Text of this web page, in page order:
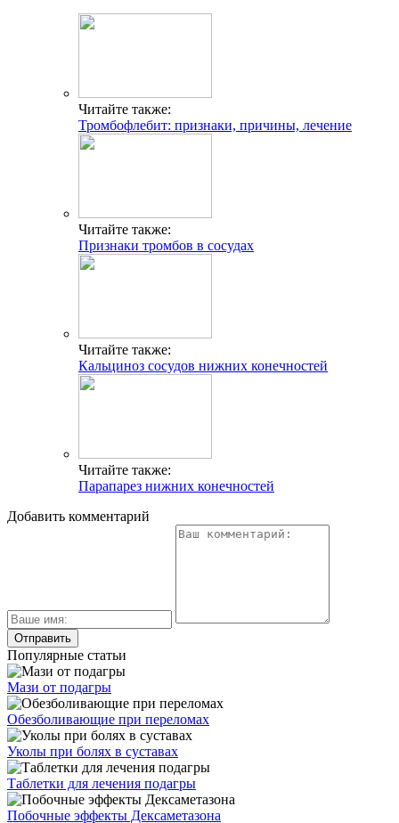
Читайте также:
Тромбофлебит: признаки, причины, лечение
Читайте также:
Признаки тромбов в сосудах
Читайте также:
Кальциноз сосудов нижних конечностей
Читайте также:
Парапарез нижних конечностей
Добавить комментарий
Популярные статьи
Мази от подагры
Обезболивающие при переломах
Уколы при болях в суставах
Таблетки для лечения подагры
Побочные эффекты Дексаметазона